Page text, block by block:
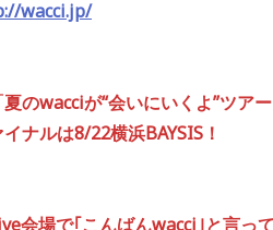
wacci.jp/
夏のwacciが“会いにいくよ”ツアー
ナルは8/22横浜BAYSIS！
会場で｢こんばんwacci｣と言っ